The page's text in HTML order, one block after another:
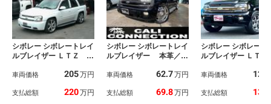
シボレー シボレートレイ
ルブレイザー ＬＴＺ 限
ン 専用パーツフルカス
ム ディーラー車 １ナ
車両価格 205万円
支払総額 220万円
シボレー シボレートレイ
ルブレイザー 本革／Ｐ
車両価格 62.7万円
支払総額 69.8万円
シボレー シボレート
ルブレイザー ＬＴ
ラー 左ハンドル
オーディオ 高性能
車両価格 121
支払総額 136